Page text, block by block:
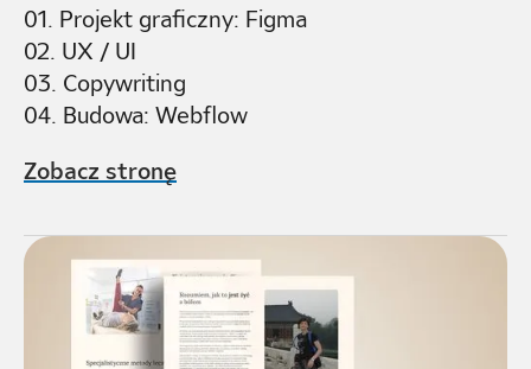
01. Projekt graficzny: Figma
02. UX / UI
03. Copywriting
04. Budowa: Webflow
Zobacz stronę